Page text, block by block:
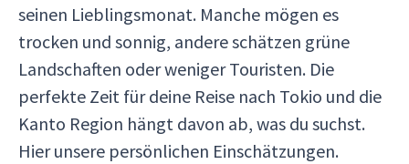
seinen Lieblingsmonat. Manche mögen es
trocken und sonnig, andere schätzen grüne
Landschaften oder weniger Touristen. Die
perfekte Zeit für deine Reise nach Tokio und die
Kanto Region hängt davon ab, was du suchst.
Hier unsere persönlichen Einschätzungen.